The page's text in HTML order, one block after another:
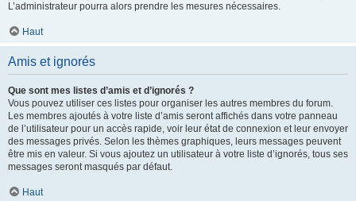
L’administrateur pourra alors prendre les mesures nécessaires.
Haut
Amis et ignorés
Que sont mes listes d’amis et d’ignorés ?
Vous pouvez utiliser ces listes pour organiser les autres membres du forum.
Les membres ajoutés à votre liste d’amis seront affichés dans votre panneau
de l’utilisateur pour un accès rapide, voir leur état de connexion et leur envoyer
des messages privés. Selon les thèmes graphiques, leurs messages peuvent
être mis en valeur. Si vous ajoutez un utilisateur à votre liste d’ignorés, tous ses
messages seront masqués par défaut.
Haut